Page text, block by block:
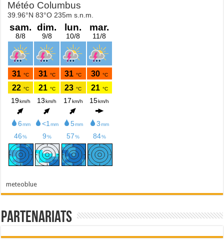
meteoblue
Partenariats